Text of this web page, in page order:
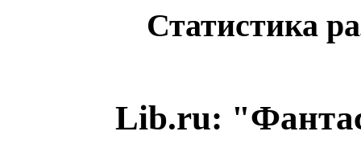
Статистика
Lib.ru: